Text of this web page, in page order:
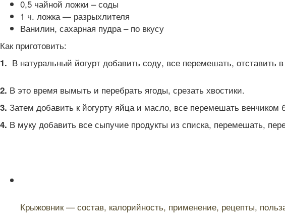
0,5 чайной ложки – соды
1 ч. ложка — разрыхлителя
Ванилин, сахарная пудра – по вкусу
Как приготовить:
1. В натуральный йогурт добавить соду, все перемешать, отставить
2. В это время вымыть и перебрать ягоды, срезать хвостики.
3. Затем добавить к йогурту яйца и масло, все перемешать венчиком
4. В муку добавить все сыпучие продукты из списка, перемешать,
Крыжовник — состав, калорийность, применение, рецепты,